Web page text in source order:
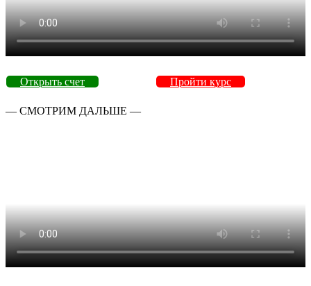
Открыть счет Пройти курс
— СМОТРИМ ДАЛЬШЕ —